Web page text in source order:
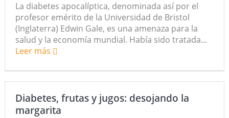
La diabetes apocalíptica, denominada así por el
profesor emérito de la Universidad de Bristol
(Inglaterra) Edwin Gale, es una amenaza para la
salud y la economía mundial. Había sido tratada...
Leer más
Diabetes, frutas y jugos: desojando la
margarita